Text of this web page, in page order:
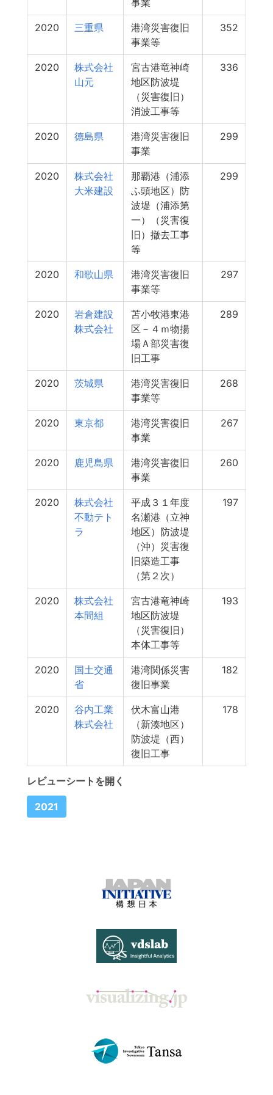
事業
2020 三重県
港湾災害復旧
事業等
352
2020
株式会社
山元
宮古港竜神崎
地区防波堤
（災害復旧）
消波工事等
336
2020 徳島県
港湾災害復旧
事業
299
2020
株式会社
大米建設
那覇港（浦添
ふ頭地区）防
波堤（浦添第
一）（災害復
旧）撤去工事
等
299
2020 和歌山県
港湾災害復旧
事業等
297
2020
岩倉建設
株式会社
苫小牧港東港
区－４ｍ物揚
場Ａ部災害復
旧工事
289
2020 茨城県
港湾災害復旧
事業等
268
2020 東京都
港湾災害復旧
事業
267
2020 鹿児島県
港湾災害復旧
事業
260
2020
株式会社
不動テト
ラ
平成３１年度
名瀬港（立神
地区）防波堤
（沖）災害復
旧築造工事
（第２次）
197
2020
株式会社
本間組
宮古港竜神崎
地区防波堤
（災害復旧）
本体工事等
193
2020
国土交通
省
港湾関係災害
復旧事業
182
2020
谷内工業
株式会社
伏木富山港
（新湊地区）
防波堤（西）
復旧工事
178
レビューシートを開く
2021